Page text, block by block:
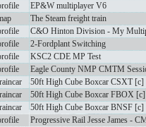
EP&W multiplayer V6
The Steam freight train
C&O Hinton Division - My
2-Fordplant Switching
KSC2 CDE MP Test
Eagle County NMP CMTM
50ft High Cube Boxcar CSXT [c]
50ft High Cube Boxcar FBOX [c]
50ft High Cube Boxcar BNSF [c]
Progressive Rail Jesse James -